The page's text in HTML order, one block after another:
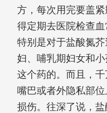
方，每次用完要盖
得定期去医院检查血
特别是对于盐酸氮
妇、哺乳期妇女和
这个药的。而且，千
嘴巴或者外隐私部
损伤。往深了说，